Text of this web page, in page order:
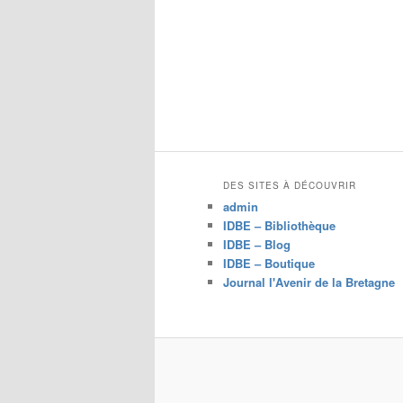
DES SITES À DÉCOUVRIR
admin
IDBE – Bibliothèque
IDBE – Blog
IDBE – Boutique
Journal l'Avenir de la Bretagne